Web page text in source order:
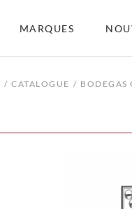
MARQUES
CATALOGUE BODEGAS